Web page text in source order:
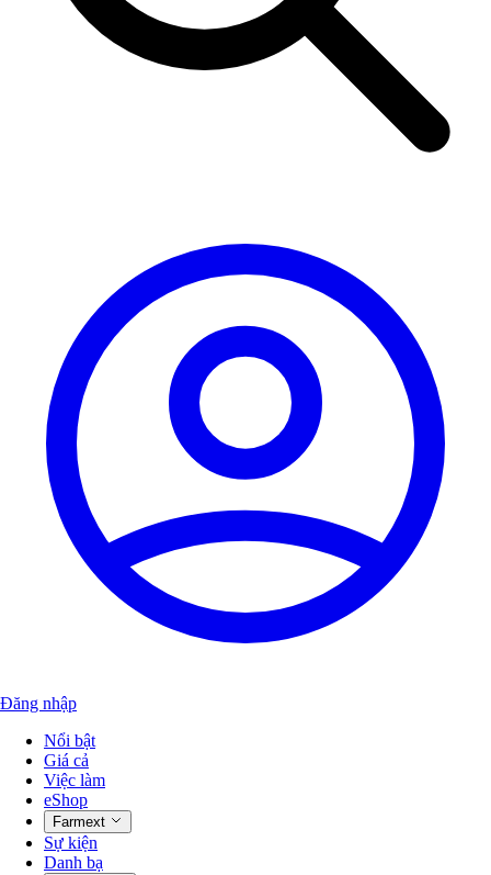
Đăng nhập
Nổi bật
Giá cả
Việc làm
eShop
Farmext
Sự kiện
Danh bạ